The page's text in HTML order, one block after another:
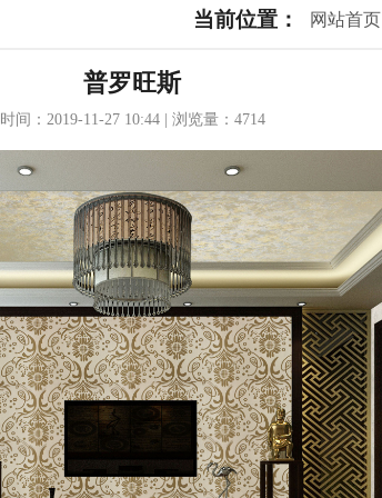
当前位置： 网站首页
普罗旺斯
时间：2019-11-27 10:44 | 浏览量：4714